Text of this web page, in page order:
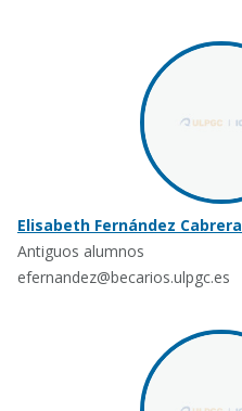
Elisabeth Fernández Cabrera
Antiguos alumnos
efernandez@becarios.ulpgc.es